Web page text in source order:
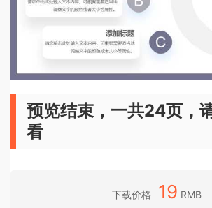
预览结束，一共24页，
看
下载价格 19 RMB